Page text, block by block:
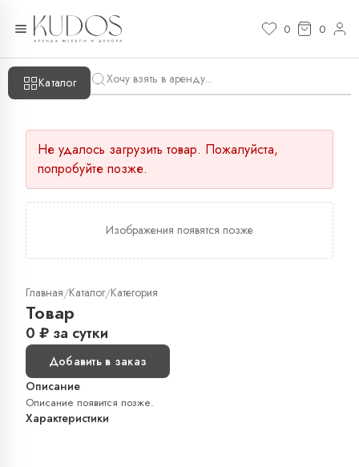
0 0
Каталог
Не удалось загрузить товар. Пожалуйста,
попробуйте позже.
Изображения появятся позже
Главная/Каталог/Категория
Товар
0 ₽ за сутки
Добавить в заказ
Описание
Описание появится позже.
Характеристики